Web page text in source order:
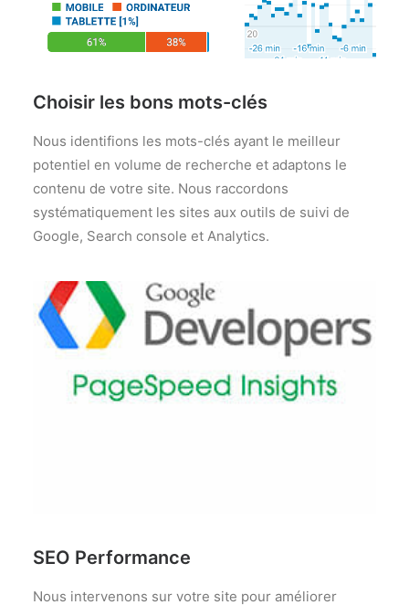
Choisir les bons mots-clés
Nous identifions les mots-clés ayant le meilleur
potentiel en volume de recherche et adaptons le
contenu de votre site. Nous raccordons
systématiquement les sites aux outils de suivi de
Google, Search console et Analytics.
SEO Performance
Nous intervenons sur votre site pour améliorer